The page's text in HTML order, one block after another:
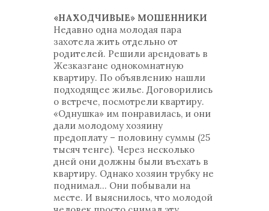
«НАХОДЧИВЫЕ» МОШЕННИКИ
Недавно одна молодая пара
захотела жить отдельно от
родителей. Решили арендовать в
Жезказгане однокомнатную
квартиру. По объявлению нашли
подходящее жилье. Договорились
о встрече, посмотрели квартиру.
«Однушка» им понравилась, и они
дали молодому хозяину
предоплату – половину суммы (25
тысяч тенге). Через несколько
дней они должны были въехать в
квартиру. Однако хозяин трубку не
поднимал... Они побывали на
месте. И выяснилось, что молодой